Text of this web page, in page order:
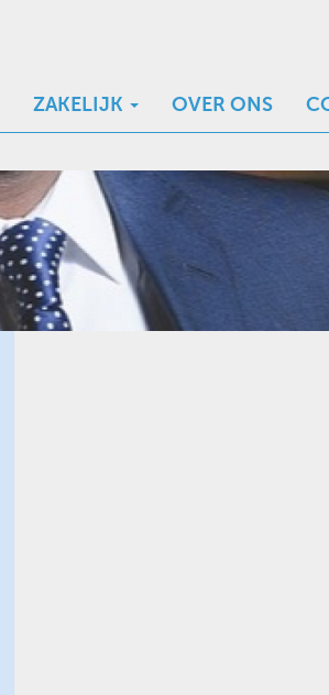
ZAKELIJK OVER ONS